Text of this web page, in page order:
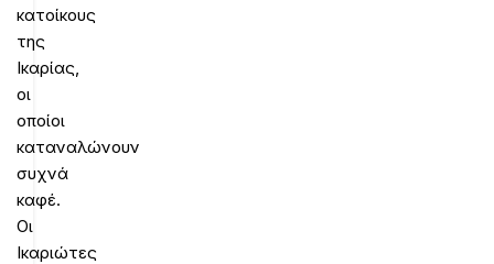
κατοίκους
της
Ικαρίας,
οι
οποίοι
καταναλώνουν
συχνά
καφέ.
Oι
Ικαριώτες